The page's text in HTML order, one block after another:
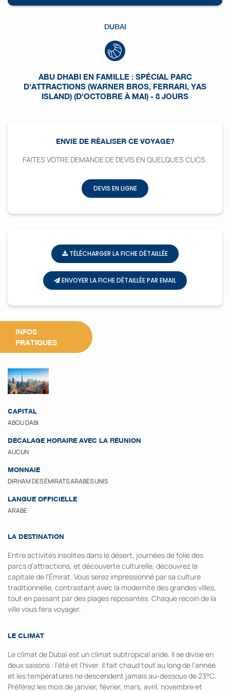
DUBAI
ABU DHABI EN FAMILLE : SPÉCIAL PARC
D'ATTRACTIONS (WARNER BROS, FERRARI, YAS
ISLAND) (D'OCTOBRE À MAI) - 8 JOURS
ENVIE DE RÉALISER CE VOYAGE?
FAITES VOTRE DEMANDE DE DEVIS EN QUELQUES CLICS.
DEVIS EN LIGNE
TÉLÉCHARGER LA FICHE DÉTAILLÉE
ENVOYER LA FICHE DÉTAILLÉE PAR EMAIL
INFOS
PRATIQUES
CAPITAL
ABOU DABI
DÉCALAGE HORAIRE AVEC LA RÉUNION
AUCUN
MONNAIE
DIRHAM DES ÉMIRATS ARABES UNIS
LANGUE OFFICIELLE
ARABE
LA DESTINATION
Entre activités insolites dans le désert, journées de folie des
parcs d’attractions, et découverte culturelle, découvrez la
capitale de l'Émirat. Vous serez impressionné par sa culture
traditionnelle, contrastant avec la modernité des grandes villes,
tout en passant par des plages reposantes. Chaque recoin de la
ville vous fera voyager.
LE CLIMAT
Le climat de Dubaï est un climat subtropical aride. Il se divise en
deux saisons : l’été et l’hiver. Il fait chaud tout au long de l’année
et les températures ne descendent jamais au-dessous de 23°C.
Préférez les mois de janvier, février, mars, avril, novembre et